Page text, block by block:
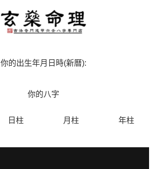
你的出生年月日時(新曆):
你的八字
日柱 月柱 年柱